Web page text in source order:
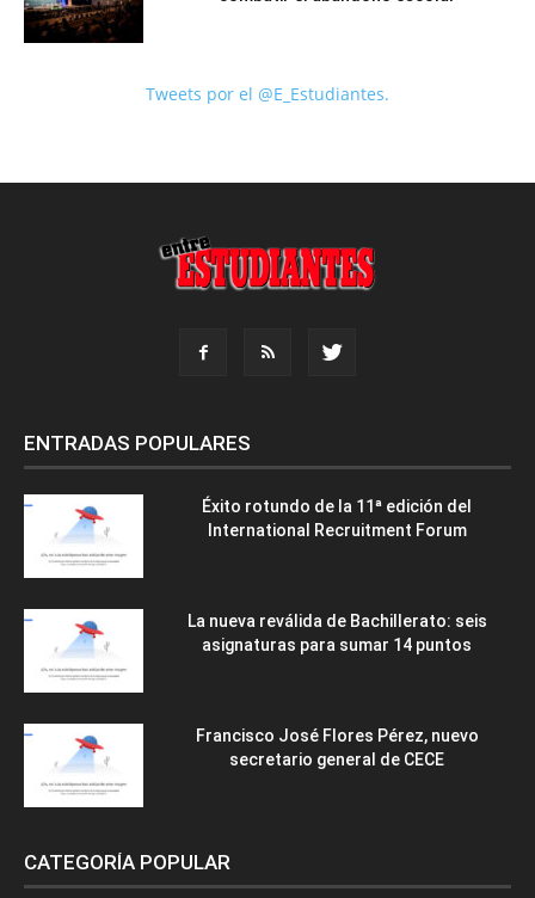
Tweets por el @E_Estudiantes.
ENTRADAS POPULARES
Éxito rotundo de la 11ª edición del
International Recruitment Forum
La nueva reválida de Bachillerato: seis
asignaturas para sumar 14 puntos
Francisco José Flores Pérez, nuevo
secretario general de CECE
CATEGORÍA POPULAR